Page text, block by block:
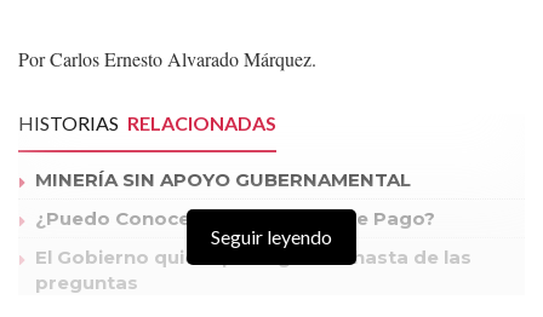
Por Carlos Ernesto Alvarado Márquez.
HISTORIAS RELACIONADAS
MINERÍA SIN APOYO GUBERNAMENTAL
¿Puedo Conocer mi Capacidad de Pago?
El Gobierno quiere protegernos hasta de las
preguntas
Seguir leyendo